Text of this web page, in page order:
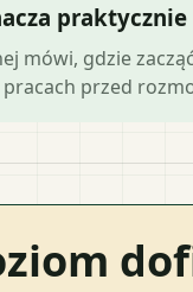
praktycznie
mówi, gdzie
pracach przed